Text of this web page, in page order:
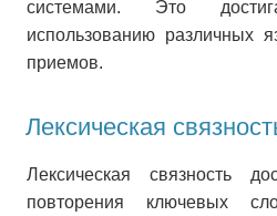
системами. Это
использованию различных
приемов.
Лексическая
Лексическая связность
повторения ключевых